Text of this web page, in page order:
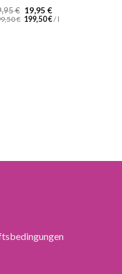
€ Ursprünglicher
Preis
war:
19,95 €Aktueller
Preis
€ 199,50€/ l